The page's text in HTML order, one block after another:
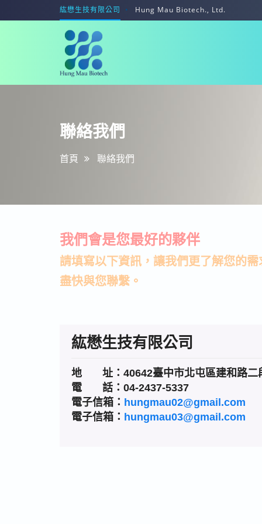
紘懋生技有限公司 Hung Mau Biotech., Ltd.
紘
技
有
公
聯
聯絡我們
首頁 聯絡我們
我們會是您最好的夥伴
請填寫以下資訊，讓我們更了解您的
盡快與您聯繫。
紘懋生技有限公司
地 址：40642臺中市北屯區建和路二
電 話：04-2437-5337
電子信箱： hungmau02@gmail.com
電子信箱： hungmau03@gmail.com